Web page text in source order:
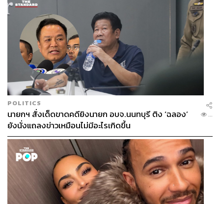
กอล์ฟ:ถ้ากูเอะใจนะ กูเริ่มตั้งแต่ 8 ขวบแล้ว (หัวเราะ)
การที่กอล์ฟเหยียบบันไดมาหลายขั้น ผ่านความเจ็บปวด
ล้มลุกคลุกคลานมาหลายครั้ง คิดว่าประสบการณ์ที่สะสมมา
ตลอดจะส่งผลอะไรกับตัวน้องๆ ที่อาจจะไม่ได้ผ่านเรื่องราว
พวกนั้นบ้างไหม การเป็นศิลปินจำเป็นต้องผ่านการลองผิดลอง
ถูก เพื่อสังเคราะห์ประสบการณ์ออกมาเป็นผลงานของตัวเอง
มากขนาดไหน
กอล์ฟ:ไม่เกี่ยวเลย ผมว่าเขาเก่งในทางที่เขาเข้าใจอยู่แล้ว ณ
ขณะที่เขาเป็นอยู่ตอนนี้ เขาคือกระบี่มือหนึ่ง ตอนผมทำงาน
กับเขาแค่ 3-4 ชั่วโมงก็รู้แล้วว่าไอ้ 2 คนนี้เก่ง มันมีสติรู้ว่าตัว
เองต้องการอะไร และกำลังทำอะไรนั่นคือบรรลุแล้ว มีคน
บอกว่าไฟมันร้อน ก็รู้ว่าไฟมันร้อน ไม่ต้องลองเอามือไปจับ
POLITICS
นายกฯ สั่งเด็ดขาดคดียิงนายก อบจ.นนทบุรี ติง ‘ฉลอง’
ยังนั่งแถลงข่าวเหมือนไม่มีอะไรเกิดขึ้น
...